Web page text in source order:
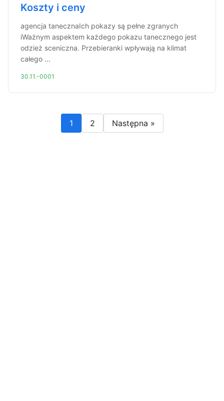
Koszty i ceny
agencja tanecznaIch pokazy są pełne zgranych
iWażnym aspektem każdego pokazu tanecznego jest
odzież sceniczna. Przebieranki wpływają na klimat
całego ...
30.11.-0001
1 2 Następna »